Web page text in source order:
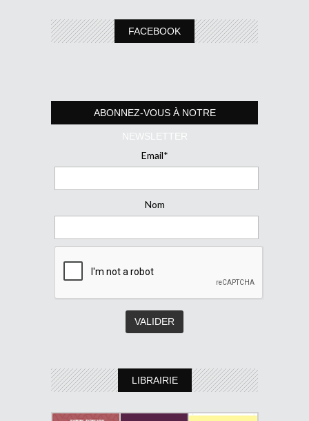
FACEBOOK
ABONNEZ-VOUS À NOTRE
NEWSLETTER
Email*
Nom
LIBRAIRIE